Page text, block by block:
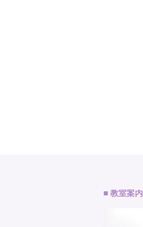
■ 教室案内